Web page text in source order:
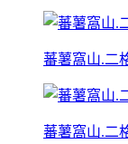
蕃薯窩山.二
蕃薯窩山.二